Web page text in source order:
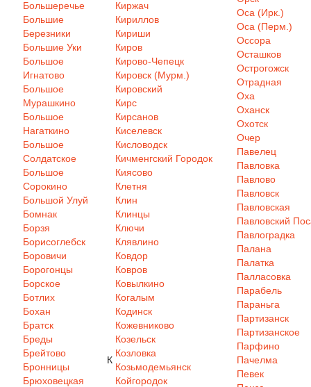
Большеречье
Большие
Березники
Большие Уки
Большое
Игнатово
Большое
Мурашкино
Большое
Нагаткино
Большое
Солдатское
Большое
Сорокино
Большой Улуй
Бомнак
Борзя
Борисоглебск
Боровичи
Борогонцы
Борское
Ботлих
Бохан
Братск
Бреды
Брейтово
Бронницы
Брюховецкая
К
Киржач
Кириллов
Кириши
Киров
Кирово-Чепецк
Кировск (Мурм.)
Кировский
Кирс
Кирсанов
Киселевск
Кисловодск
Кичменгский Городок
Киясово
Клетня
Клин
Клинцы
Ключи
Клявлино
Ковдор
Ковров
Ковылкино
Когалым
Кодинск
Кожевниково
Козельск
Козловка
Козьмодемьянск
Койгородок
Оса (Ирк.)
Оса (Перм.)
Оссора
Осташков
Острогожск
Отрадная
Оха
Оханск
Охотск
Очер
Павелец
Павловка
Павлово
Павловск
Павловская
Павловский
Павлоградка
Палана
Палатка
Палласовка
Парабель
Параньга
Партизанск
Партизанское
Парфино
Пачелма
Певек